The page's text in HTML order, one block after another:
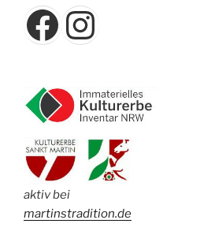
Facebook
aktiv bei
martinstradition.de